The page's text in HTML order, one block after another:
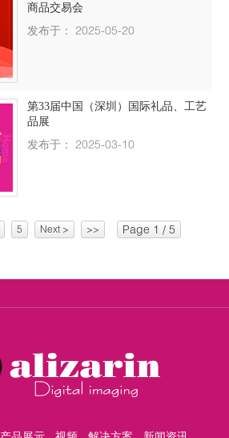
商品交易会
发布于： 2025-05-20
第33届中国（深圳）国际礼品、工艺
品展
发布于： 2025-03-10
5 Next > >> Page 1 / 5